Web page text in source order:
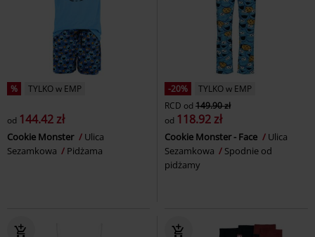
% TYLKO w EMP
od 144.42 zł
Cookie Monster
Ulica
Sezamkowa
Pidżama
-20%
TYLKO w EMP
RCD od 149.90 zł
od 118.92 zł
Cookie Monster - Face
Ulica
Sezamkowa
Spodnie od
pidżamy